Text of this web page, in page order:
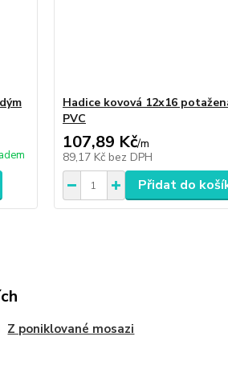
Hadice kovová 12x16
PVC
107,89 Kč/m
89,17 Kč bez DPH
Přidat do
Z poniklované mosazi